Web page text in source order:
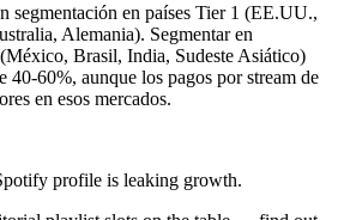
segmentación en países Tier 1 (EE.UU.,
Alemania). Segmentar en
Brasil, India, Sudeste Asiático)
40-60%, aunque los pagos por stream de
en esos mercados.
profile is leaking growth.